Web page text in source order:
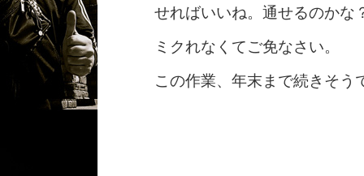
せればいいね。通せるのかな
ミクれなくてご免なさい。
この作業、年末まで続きそう